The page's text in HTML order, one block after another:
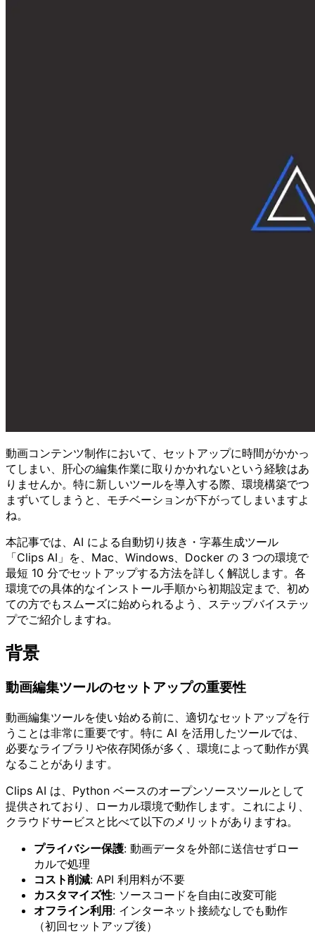
動画コンテンツ制作において、セットアップに時間がかかっ
てしまい、肝心の編集作業に取りかかれないという経験はあ
りませんか。特に新しいツールを導入する際、環境構築でつ
まずいてしまうと、モチベーションが下がってしまいますよ
ね。
本記事では、AI による自動切り抜き・字幕生成ツール
「Clips AI」を、Mac、Windows、Docker の 3 つの環境で
最短 10 分でセットアップする方法を詳しく解説します。各
環境での具体的なインストール手順から初期設定まで、初め
ての方でもスムーズに始められるよう、ステップバイステッ
プでご紹介しますね。
背景
動画編集ツールのセットアップの重要性
動画編集ツールを使い始める前に、適切なセットアップを行
うことは非常に重要です。特に AI を活用したツールでは、
必要なライブラリや依存関係が多く、環境によって動作が異
なることがあります。
Clips AI は、Python ベースのオープンソースツールとして
提供されており、ローカル環境で動作します。これにより、
クラウドサービスと比べて以下のメリットがありますね。
プライバシー保護: 動画データを外部に送信せずロー
カルで処理
コスト削減: API 利用料が不要
カスタマイズ性: ソースコードを自由に改変可能
オフライン利用: インターネット接続なしでも動作
（初回セットアップ後）